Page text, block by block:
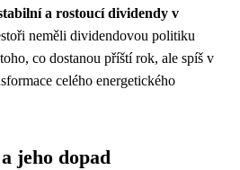
a rostoucí dividendy v
neměli dividendovou politiku
co dostanou příští rok, ale spíš v
celého energetického
jeho dopad